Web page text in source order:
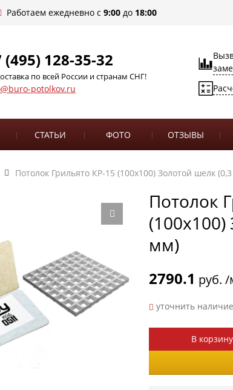
Работаем ежедневно с 9:00 до 18:00
(495) 128-35-32
по всей России и странам СНГ!
potolkov.ru
СТАТЬИ ФОТО ОТЗЫВЫ
Потолок Грильято КР-15 (100х100) Золотой шелк
Потолок
мм)
2790.1 руб. /
уточнить наличие
В корзину